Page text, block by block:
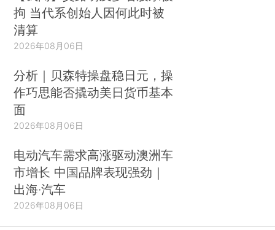
拘 当代系创始人因何此时被
清算
2026年08月06日
分析｜贝森特操盘稳日元，操
作巧思能否撬动美日货币基本
面
2026年08月06日
电动汽车需求高涨驱动澳洲车
市增长 中国品牌表现强劲｜
出海·汽车
2026年08月06日